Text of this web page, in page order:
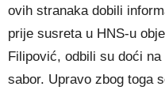
ovih stranaka dobili
prije susreta u HNS-u
Filipović, odbili su doći
sabor. Upravo zbog toga